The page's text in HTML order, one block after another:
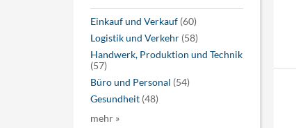
Einkauf und Verkauf (60)
Logistik und Verkehr (58)
Handwerk, Produktion und Technik
(57)
Büro und Personal (54)
Gesundheit (48)
mehr »